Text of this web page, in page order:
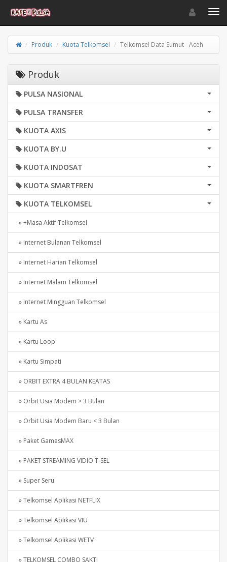
Toggle
Produk Kuota Telkomsel Telkomsel Data Sumut - Aceh
Produk
PULSA NASIONAL
PULSA TRANSFER
KUOTA AXIS
KUOTA BY.U
KUOTA INDOSAT
KUOTA SMARTFREN
KUOTA TELKOMSEL
» +Masa Aktif Telkomsel
» Internet Bulanan Telkomsel
» Internet Harian Telkomsel
» Internet Malam Telkomsel
» Internet Mingguan Telkomsel
» Kartu As
» Kartu Loop
» Kartu Simpati
» ORBIT EXTRA 4 BULAN KEATAS
» Orbit Usia Modem > 3 Bulan
» Orbit Usia Modem Baru < 3 Bulan
» Paket GamesMAX
» PAKET STREAMING VIDIO T-SEL
» Super Seru
» Telkomsel Aplikasi NETFLIX
» Telkomsel Aplikasi VIU
» Telkomsel Aplikasi WETV
» TELKOMSEL COMBO SAKTI